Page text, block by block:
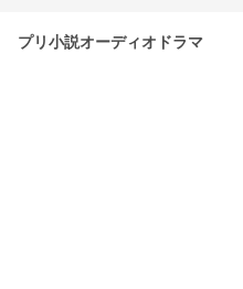
プリ小説オーディオドラマ